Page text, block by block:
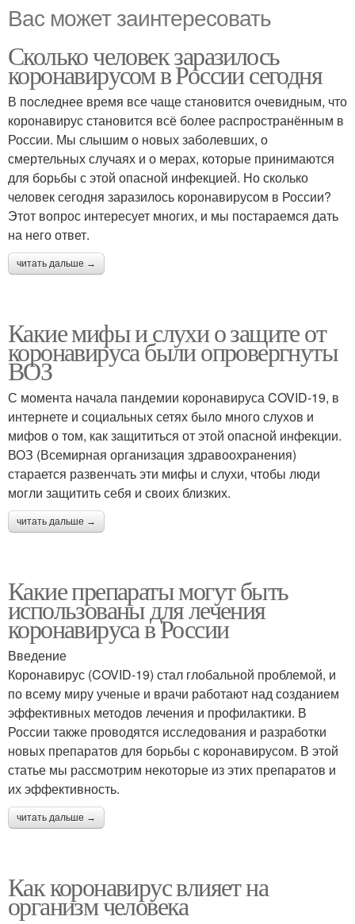
Вас может заинтересовать
Сколько человек заразилось
коронавирусом в России сегодня
В последнее время все чаще становится очевидным, что
коронавирус становится всё более распространённым в
России. Мы слышим о новых заболевших, о
смертельных случаях и о мерах, которые принимаются
для борьбы с этой опасной инфекцией. Но сколько
человек сегодня заразилось коронавирусом в России?
Этот вопрос интересует многих, и мы постараемся дать
на него ответ.
читать дальше →
Какие мифы и слухи о защите от
коронавируса были опровергнуты
ВОЗ
С момента начала пандемии коронавируса COVID-19, в
интернете и социальных сетях было много слухов и
мифов о том, как защититься от этой опасной инфекции.
ВОЗ (Всемирная организация здравоохранения)
старается развенчать эти мифы и слухи, чтобы люди
могли защитить себя и своих близких.
читать дальше →
Какие препараты могут быть
использованы для лечения
коронавируса в России
Введение
Коронавирус (COVID-19) стал глобальной проблемой, и
по всему миру ученые и врачи работают над созданием
эффективных методов лечения и профилактики. В
России также проводятся исследования и разработки
новых препаратов для борьбы с коронавирусом. В этой
статье мы рассмотрим некоторые из этих препаратов и
их эффективность.
читать дальше →
Как коронавирус влияет на
организм человека